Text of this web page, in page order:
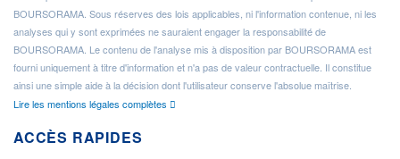
BOURSORAMA. Sous réserves des lois applicables, ni l'information contenue, ni les
analyses qui y sont exprimées ne sauraient engager la responsabilité de
BOURSORAMA. Le contenu de l'analyse mis à disposition par BOURSORAMA est
fourni uniquement à titre d'information et n'a pas de valeur contractuelle. Il constitue
ainsi une simple aide à la décision dont l'utilisateur conserve l'absolue maîtrise.
Lire les mentions légales complètes
ACCÈS RAPIDES